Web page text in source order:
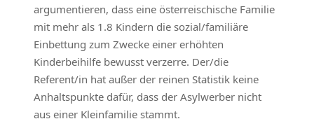
argumentieren, dass eine österreischische Familie
mit mehr als 1.8 Kindern die sozial/familiäre
Einbettung zum Zwecke einer erhöhten
Kinderbeihilfe bewusst verzerre. Der/die
Referent/in hat außer der reinen Statistik keine
Anhaltspunkte dafür, dass der Asylwerber nicht
aus einer Kleinfamilie stammt.